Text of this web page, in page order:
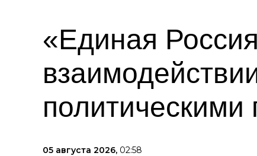
«Единая
политическими
05 августа 2026, 02:58